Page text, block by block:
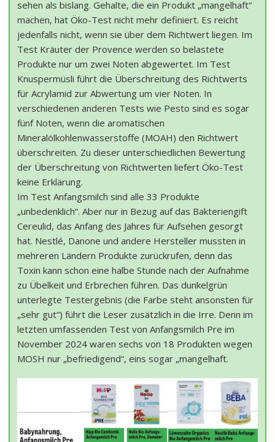
sehen als bislang. Gehalte, die ein Produkt „mangelhaft“
machen, hat Öko-Test nicht mehr definiert. Es reicht
jedenfalls nicht, wenn sie über dem Richtwert liegen. Im
Test Kräuter der Provence werden so belastete
Produkte nur um zwei Noten abgewertet. Im Test
Knuspermüsli führt die Überschreitung des Richtwerts
für Acrylamid zur Abwertung um vier Noten. In
verschiedenen anderen Tests wie Pesto sind es sogar
fünf Noten, wenn die aromatischen
Mineralölkohlenwasserstoffe (MOAH) den Richtwert
überschreiten. Zu dieser unterschiedlichen Bewertung
der Überschreitung von Richtwerten liefert Öko-Test
keine Erklärung.
Im Test Anfangsmilch sind alle 33 Produkte
„unbedenklich“. Aber nur in Bezug auf das Bakteriengift
Cereulid, das Anfang des Jahres für Aufsehen gesorgt
hat. Nestlé, Danone und andere Hersteller mussten in
mehreren Ländern Produkte zurückrufen, denn das
Toxin kann schon eine halbe Stunde nach der Aufnahme
zu Übelkeit und Erbrechen führen. Das dunkelgrün
unterlegte Testergebnis (die Farbe steht ansonsten für
„sehr gut“) führt die Leser zusätzlich in die Irre. Denn im
letzten umfassenden Test von Anfangsmilch Pre im
November 2024 waren sechs von 18 Produkten wegen
MOSH nur „befriedigend“, eins sogar „mangelhaft.